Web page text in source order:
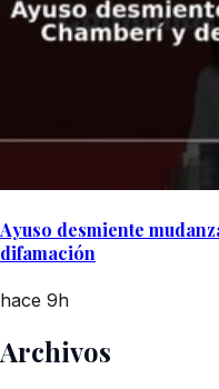
Ayuso desmiente
difamación
hace 9h
Archivos